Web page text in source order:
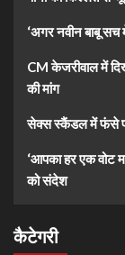
‘अगर नवीन बाबू सच
CM केजरीवाल में
की मांग
सेक्स स्कैंडल में फंसे
‘आपका हर एक वोट
को संदेश
कैटेगरी